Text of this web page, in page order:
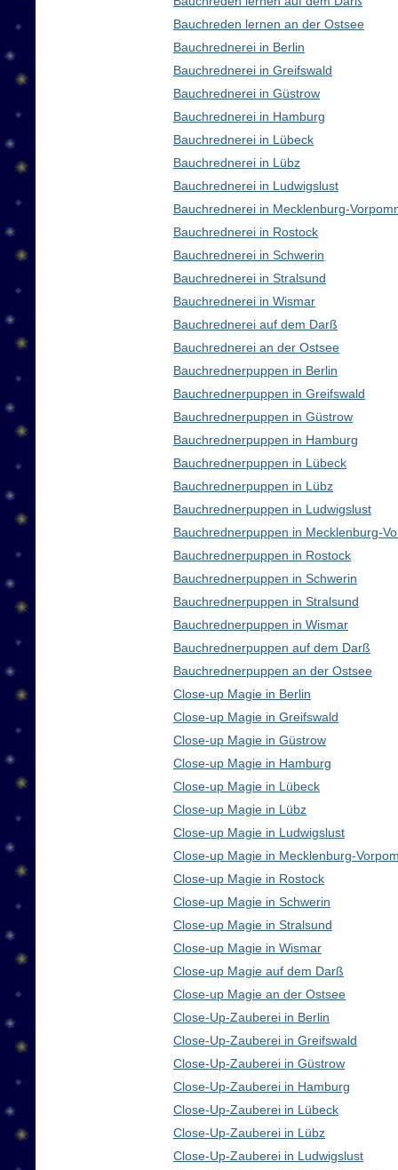
Bauchreden lernen an der Ostsee
Bauchrednerei in Berlin
Bauchrednerei in Greifswald
Bauchrednerei in Güstrow
Bauchrednerei in Hamburg
Bauchrednerei in Lübeck
Bauchrednerei in Lübz
Bauchrednerei in Ludwigslust
Bauchrednerei in Mecklenburg-
Bauchrednerei in Rostock
Bauchrednerei in Schwerin
Bauchrednerei in Stralsund
Bauchrednerei in Wismar
Bauchrednerei auf dem Darß
Bauchrednerei an der Ostsee
Bauchrednerpuppen in Berlin
Bauchrednerpuppen in Greifswald
Bauchrednerpuppen in Güstrow
Bauchrednerpuppen in Hamburg
Bauchrednerpuppen in Lübeck
Bauchrednerpuppen in Lübz
Bauchrednerpuppen in Ludwigslust
Bauchrednerpuppen in Mecklenburg-
Bauchrednerpuppen in Rostock
Bauchrednerpuppen in Schwerin
Bauchrednerpuppen in Stralsund
Bauchrednerpuppen in Wismar
Bauchrednerpuppen auf dem Darß
Bauchrednerpuppen an der Ostsee
Close-up Magie in Berlin
Close-up Magie in Greifswald
Close-up Magie in Güstrow
Close-up Magie in Hamburg
Close-up Magie in Lübeck
Close-up Magie in Lübz
Close-up Magie in Ludwigslust
Close-up Magie in Mecklenburg-
Close-up Magie in Rostock
Close-up Magie in Schwerin
Close-up Magie in Stralsund
Close-up Magie in Wismar
Close-up Magie auf dem Darß
Close-up Magie an der Ostsee
Close-Up-Zauberei in Berlin
Close-Up-Zauberei in Greifswald
Close-Up-Zauberei in Güstrow
Close-Up-Zauberei in Hamburg
Close-Up-Zauberei in Lübeck
Close-Up-Zauberei in Lübz
Close-Up-Zauberei in Ludwigslust